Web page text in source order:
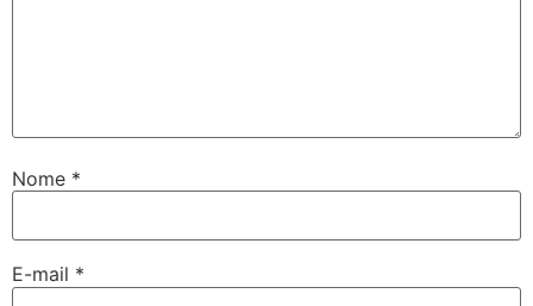
Nome *
E-mail *